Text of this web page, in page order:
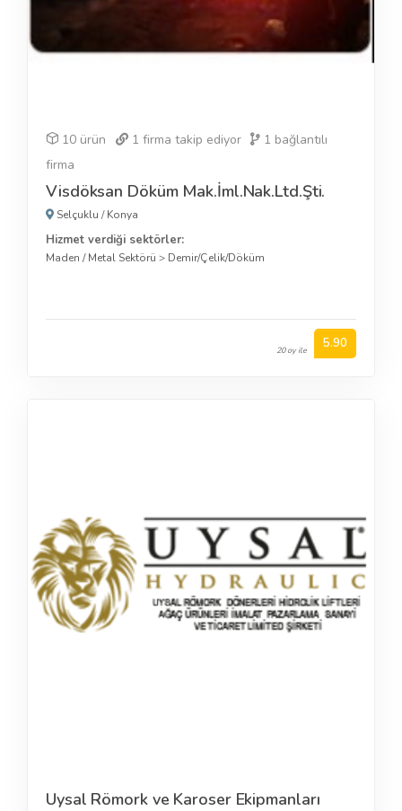
10 ürün 1 firma takip ediyor 1 bağlantılı
firma
Visdöksan Döküm Mak.İml.Nak.Ltd.Şti.
Selçuklu /Konya
Hizmet verdiği sektörler:
Maden / Metal Sektörü > Demir/Çelik/Döküm
20 oy ile 5.90
Uysal Römork ve Karoser Ekipmanları